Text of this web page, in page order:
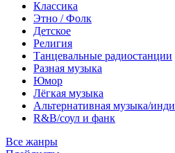
Классика
Этно / Фолк
Детское
Религия
Танцевальные радиостанции
Разная музыка
Юмор
Лёгкая музыка
Альтернативная музыка/инди
R&B/cоул и фанк
Все жанры